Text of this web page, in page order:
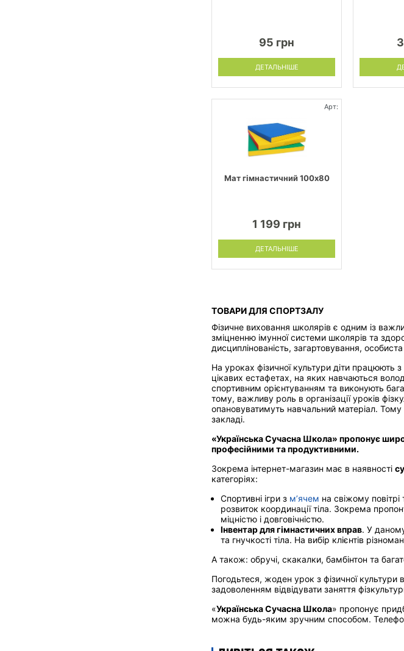
95 грн
ДЕТАЛЬНІШЕ
Арт:
Мат гімнастичний 100х80
1 199 грн
ДЕТАЛЬНІШЕ
ТОВАРИ ДЛЯ СПОРТЗАЛУ
Фізичне виховання школярів є одним із
зміцненню імунної системи школярів та
дисциплінованість, загартовування,
На уроках фізичної культури діти працюють
цікавих естафетах, на яких навчаються
спортивним орієнтуванням та виконують
тому, важливу роль в організації уроків
опановуватимуть навчальний матеріал.
закладі.
«Українська Сучасна Школа» пропонує
професійними та продуктивними.
Зокрема інтернет-магазин має в наявності
категоріях:
Спортивні ігри з м’ячем на свіжому
розвиток координації тіла. Зокрема
міцністю і довговічністю.
Інвентар для гімнастичних вправ. У
та гнучкості тіла. На вибір клієнтів
А також: обручі, скакалки, бамбінтон та
Погодьтеся, жоден урок з фізичної культури
задоволенням відвідувати заняття
«Українська Сучасна Школа» пропонує
можна будь-яким зручним способом.